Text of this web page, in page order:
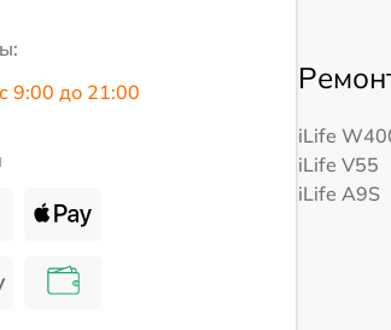
9:00 до 21:00
iLife
iLife V55
iLife A9S